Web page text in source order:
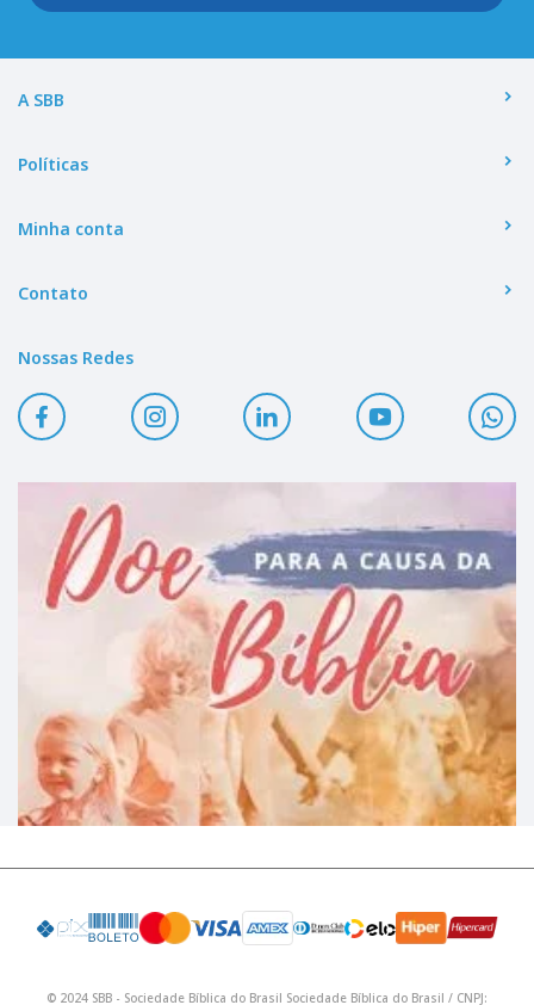
A SBB
Políticas
Minha conta
Contato
Nossas Redes
© 2024 SBB - Sociedade Bíblica do Brasil Sociedade Bíblica do Brasil / CNPJ: